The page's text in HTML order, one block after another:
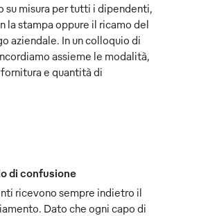
su misura per tutti i dipendenti,
la stampa oppure il ricamo del
aziendale. In un colloquio di
assieme le modalità,
e quantità di
di confusione
ricevono sempre indietro il
Dato che ogni capo di